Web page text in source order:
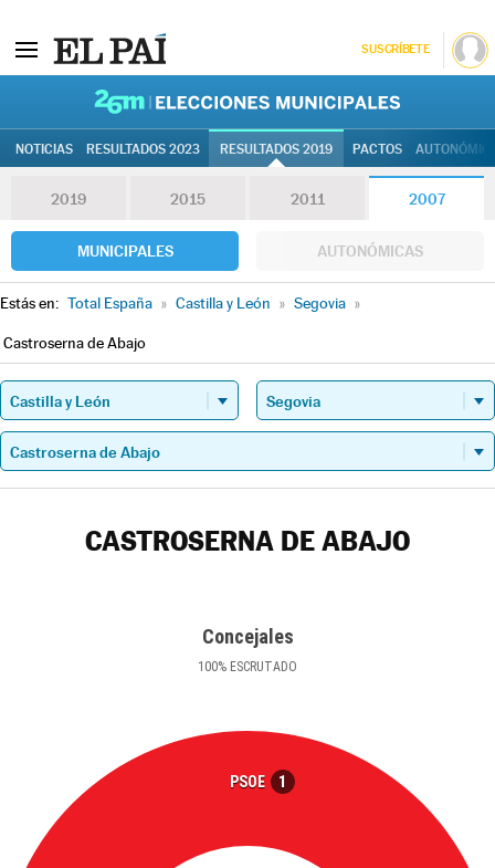
SUSCRÍBETE
NOTICIAS RESULTADOS 2023 RESULTADOS 2019 PACTOS
2019 2015 2011 2007
MUNICIPALES AUTONÓMICAS
Estás en: Total España » Castilla y León » Segovia »
Castroserna de Abajo
CASTROSERNA DE ABAJO
Concejales
100% ESCRUTADO
PSOE 1